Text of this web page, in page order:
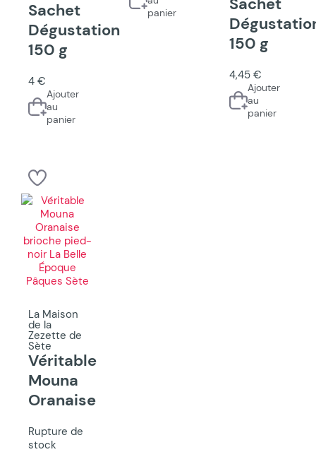
Sachet
Dégustation
150 g
4 €
Ajouter
au
panier
panier
Sachet
150 g
4,45 €
Ajouter
au
panier
La Maison
de la
Zezette de
Sète
Véritable
Mouna
Oranaise
Rupture de
stock